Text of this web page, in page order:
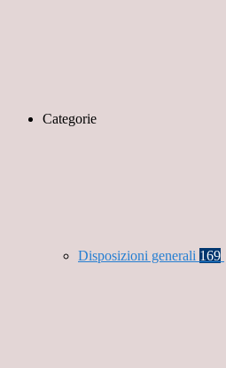
Categorie
Disposizioni generali 169